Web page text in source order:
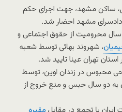
ساکن مشهد، جهت اجرای حکم
مشهد احضار شد.
سال محرومیت از حقوق اجتماعی و
، شهروند بهائی توسط شعبه
تهران عینا تایید شد.
محبوس در زندان اوین، توسط
تهران به دو سال حبس و منع خروج از